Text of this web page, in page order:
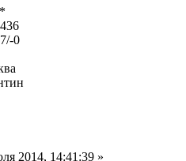
0
2014, 14:41:39 »